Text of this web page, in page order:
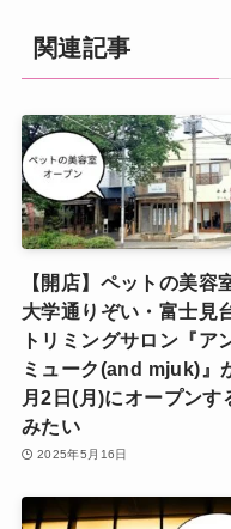
関連記事
【開店】ペットの美容
大学通りぞい・富士見
トリミングサロン『ア
ミューク(and mjuk)』
月2日(月)にオープンす
みたい
2025年5月16日